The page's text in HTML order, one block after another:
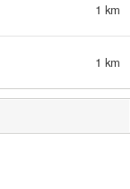
1 km
1 km